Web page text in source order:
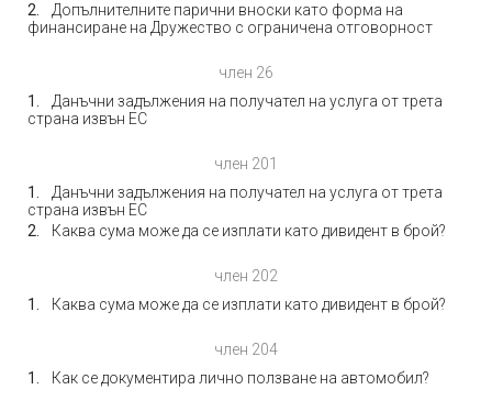
Допълнителните парични вноски като форма на
финансиране на Дружество с ограничена отговорност
член 26
Данъчни задължения на получател на услуга от трета
страна извън ЕС
член 201
Данъчни задължения на получател на услуга от трета
страна извън ЕС
Каква сума може да се изплати като дивидент в брой?
член 202
Каква сума може да се изплати като дивидент в брой?
член 204
Как се документира лично ползване на автомобил?